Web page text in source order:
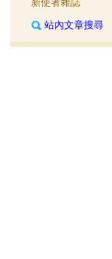
站內文章搜尋